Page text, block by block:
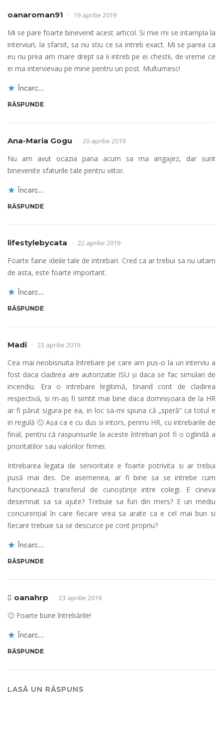
oanaroman91 19 aprilie 2019
Mi se pare foarte binevenit acest articol. Si mie mi se intampla la
interviuri, la sfarsit, sa nu stiu ce sa intreb exact. Mi se parea ca
eu nu prea am mare drept sa ii intreb pe ei chestii, de vreme ce
ei ma intervievau pe mine pentru un post. Multumesc!
Încarc...
RĂSPUNDE
Ana-Maria Gogu 20 aprilie 2019
Nu am avut ocazia pana acum sa ma angajez, dar sunt
binevenite sfaturile tale pentru viitor.
Încarc...
RĂSPUNDE
lifestylebycata 22 aprilie 2019
Foarte faine ideile tale de intrebari. Cred ca ar trebui sa nu uitam
de asta, este foarte important.
Încarc...
RĂSPUNDE
Madi 23 aprilie 2019
Cea mai neobisnuita întrebare pe care am pus-o la un interviu a
fost daca cladirea are autorizatie ISU și daca se fac simulari de
incendiu. Era o intrebare legitimă, tinand cont de cladirea
respectivă, si m-aș fi simtit mai bine daca domnișoara de la HR
ar fi părut sigura pe ea, in loc sa-mi spuna că „speră” ca totul e
in regulă 🙂 Așa ca e cu dus si intors, penrru HR, cu intrebarile de
final, pentru că raspunsurile la aceste întrebari pot fi o oglindă a
prioritatilor sau valorilor firmei.
Intrebarea legata de senioritate e foarte potrivita si ar trebui
pusă mai des. De asemenea, ar fi bine sa se intrebe cum
funcționează transferul de cunoștințe intre colegi. E cineva
desemnat sa sa ajute? Trebuie sa furi din mers? E un mediu
concurențial în care fiecare vrea sa arate ca e cel mai bun si
fiecare trebuie sa se descurce pe cont propriu?
Încarc...
RĂSPUNDE
oanahrp 23 aprilie 2019
🙂 Foarte bune întrebările!
Încarc...
RĂSPUNDE
LASĂ UN RĂSPUNS